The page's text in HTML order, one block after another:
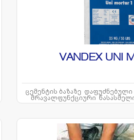
VANDEX UNI
ცემენტის ბაზაზე
მრავალფუნქციური